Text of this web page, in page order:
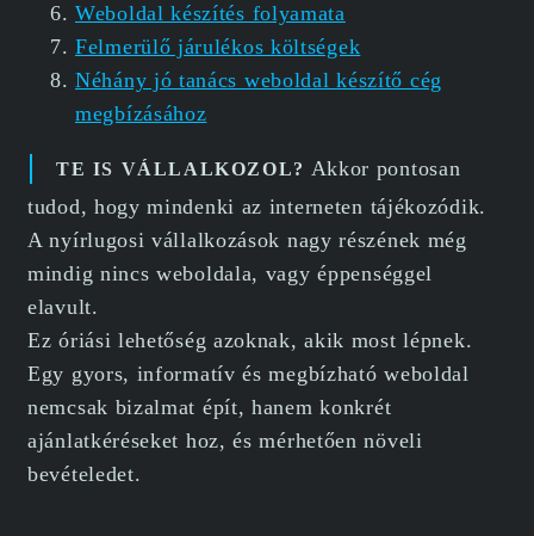
Weboldal készítés folyamata
Felmerülő járulékos költségek
Néhány jó tanács weboldal készítő cég
megbízásához
TE IS VÁLLALKOZOL? Akkor pontosan
tudod, hogy mindenki az interneten tájékozódik.
A nyírlugosi vállalkozások nagy részének még
mindig nincs weboldala, vagy éppenséggel
elavult.
Ez óriási lehetőség azoknak, akik most lépnek.
Egy gyors, informatív és megbízható weboldal
nemcsak bizalmat épít, hanem konkrét
ajánlatkéréseket hoz, és mérhetően növeli
bevételedet.